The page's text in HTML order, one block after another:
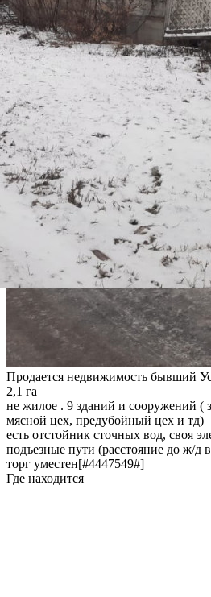
Продается недвижимость бывший
2,1 га
не жилое . 9 зданий и сооружений (
мясной цех, предубойный цех и тд)
есть отстойник сточных вод, своя
подъезные пути (расстояние до ж/д
торг уместен[#4447549#]
Где находится